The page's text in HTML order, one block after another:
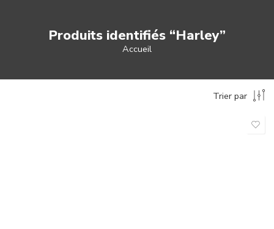
Produits identifiés “Harley”
Accueil
Trier par